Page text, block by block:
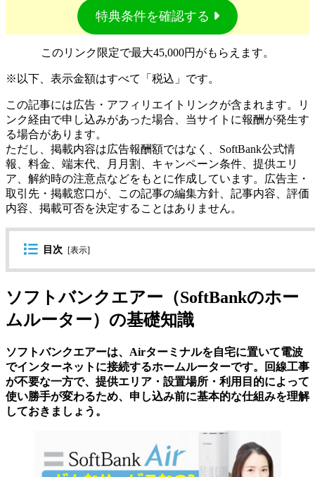
特典条件を確認する
このリンク限定で最大45,000円がもらえます。
※以下、表示金額はすべて「税込」です。
この記事には広告・アフィリエイトリンクが含まれます。リ
ンク経由で申し込みがあった場合、当サイトに報酬が発生す
る場合があります。
ただし、掲載内容は広告報酬額ではなく、SoftBank公式情
報、料金、端末代、月月割、キャンペーン条件、提供エリ
ア、解約時の注意点などをもとに作成しています。広告主・
取引先・掲載窓口が、この記事の編集方針、記事内容、評価
内容、掲載可否を決定することはありません。
目次 [表示]
ソフトバンクエアー（SoftBankのホー
ムルーター）の基礎知識
ソフトバンクエアーは、Airターミナルを自宅に置いて電波
でインターネットに接続するホームルーターです。回線工事
が不要な一方で、提供エリア・設置場所・利用目的によって
使い勝手が変わるため、申し込み前に基本的な仕組みを理解
しておきましょう。